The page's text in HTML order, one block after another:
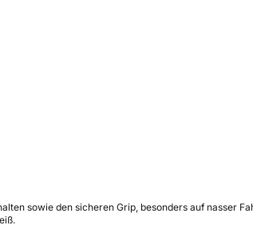
sowie den sicheren Grip, besonders auf nasser